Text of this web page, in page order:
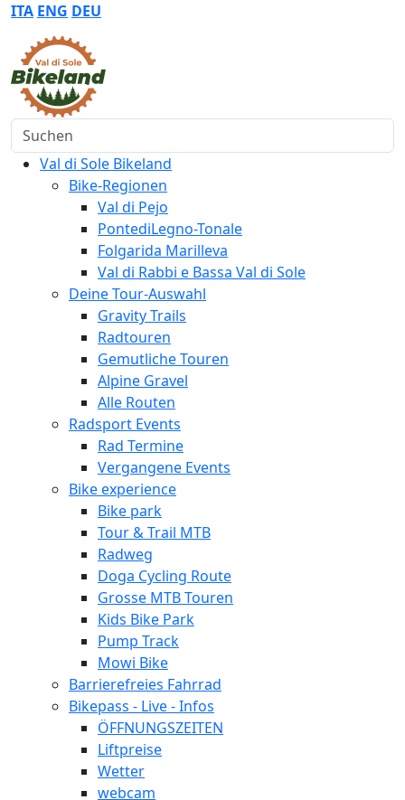
ITA ENG DEU
Suchen
Val di Sole Bikeland
Bike-Regionen
Val di Pejo
PontediLegno-Tonale
Folgarida Marilleva
Val di Rabbi e Bassa Val di Sole
Deine Tour-Auswahl
Gravity Trails
Radtouren
Gemutliche Touren
Alpine Gravel
Alle Routen
Radsport Events
Rad Termine
Vergangene Events
Bike experience
Bike park
Tour & Trail MTB
Radweg
Doga Cycling Route
Grosse MTB Touren
Kids Bike Park
Pump Track
Mowi Bike
Barrierefreies Fahrrad
Bikepass - Live - Infos
ÖFFNUNGSZEITEN
Liftpreise
Wetter
webcam